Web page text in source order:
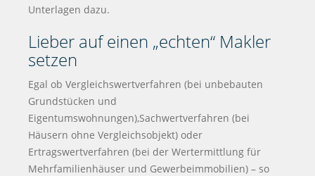
Unterlagen dazu.
Lieber auf einen „echten“ Makler
setzen
Egal ob Vergleichswertverfahren (bei unbebauten
Grundstücken und
Eigentumswohnungen),Sachwertverfahren (bei
Häusern ohne Vergleichsobjekt) oder
Ertragswertverfahren (bei der Wertermittlung für
Mehrfamilienhäuser und Gewerbeimmobilien) – so